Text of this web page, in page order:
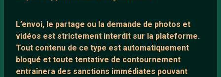
L’envoi, le partage ou la demande de photos et
vidéos est strictement interdit sur la plateforme.
Tout contenu de ce type est automatiquement
bloqué et toute tentative de contournement
entraînera des sanctions immédiates pouvant
Mentions légales
Protection mineurs